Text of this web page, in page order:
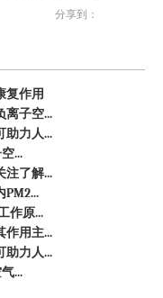
分享到：
复作用
离子空...
助力人...
...
注了解...
作原...
作用主...
助力人...
...